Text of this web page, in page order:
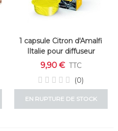
1 capsule Citron d'Amalfi
Iltalie pour diffuseur
parfum George Limoni Di
Amalfi n°29 - Mr and Mrs
Fragrance
9,90 € TTC
(0)
EN RUPTURE DE STOCK